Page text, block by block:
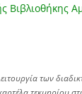
Βιβλιοθήκης
των